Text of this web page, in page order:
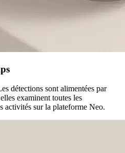
détections sont alimentées par
examinent toutes les
activités sur la plateforme Neo.